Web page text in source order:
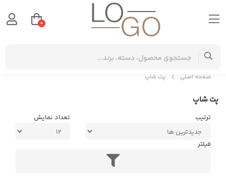
صفحه اصلی پت شاپ
پت شاپ
ترتیب تعداد نمایش
فیلتر
0